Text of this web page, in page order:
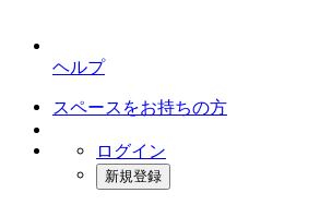
ヘルプ
スペースをお持ちの方
ログイン
新規登録